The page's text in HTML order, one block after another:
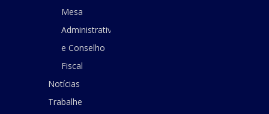
Mesa
Administrativa
e Conselho
Fiscal
Notícias
Trabalhe